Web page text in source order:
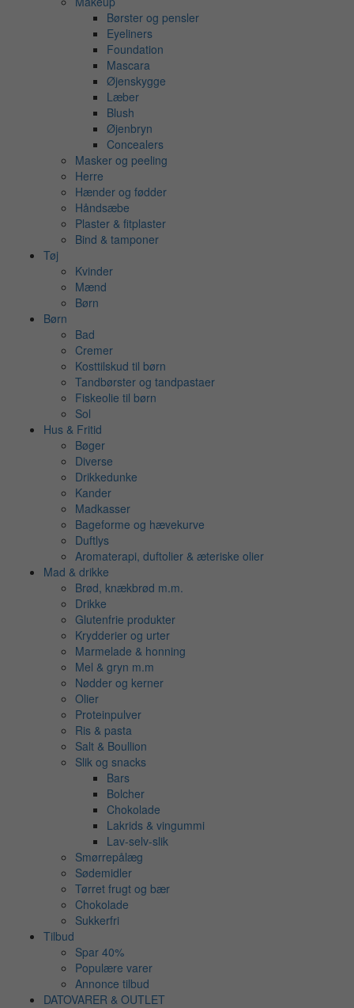
Børster og pensler
Eyeliners
Foundation
Mascara
Øjenskygge
Læber
Blush
Øjenbryn
Concealers
Masker og peeling
Herre
Hænder og fødder
Håndsæbe
Plaster & fitplaster
Bind & tamponer
Tøj
Kvinder
Mænd
Børn
Børn
Bad
Cremer
Kosttilskud til børn
Tandbørster og tandpastaer
Fiskeolie til børn
Sol
Hus & Fritid
Bøger
Diverse
Drikkedunke
Kander
Madkasser
Bageforme og hævekurve
Duftlys
Aromaterapi, duftolier & æteriske olier
Mad & drikke
Brød, knækbrød m.m.
Drikke
Glutenfrie produkter
Krydderier og urter
Marmelade & honning
Mel & gryn m.m
Nødder og kerner
Olier
Proteinpulver
Ris & pasta
Salt & Boullion
Slik og snacks
Bars
Bolcher
Chokolade
Lakrids & vingummi
Lav-selv-slik
Smørrepålæg
Sødemidler
Tørret frugt og bær
Chokolade
Sukkerfri
Tilbud
Spar 40%
Populære varer
Annonce tilbud
DATOVARER & OUTLET